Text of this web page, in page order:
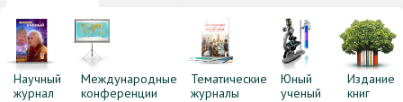
Научный
журнал
Международные
конференции
Тематические
журналы
Юный
ученый
Издание
книг